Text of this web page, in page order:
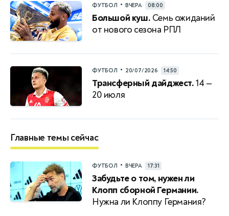
ФУТБОЛ • ВЧЕРА 08:00
Большой куш. Семь ожиданий
от нового сезона РПЛ
ФУТБОЛ • 20/07/2026 14:50
Трансферный дайджест.14 —
20 июля
Главные темы сейчас
ФУТБОЛ • ВЧЕРА 17:31
Забудьте о том, нужен ли
Клопп сборной Германии.
Нужна ли Клоппу Германия?